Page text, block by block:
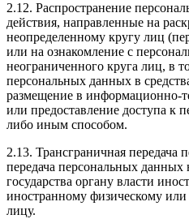
2.12. Распространение
действия, направленные на
неопределенному кругу лиц
или на ознакомление с
неограниченного круга лиц, в
персональных данных в
размещение в информационно-
или предоставление доступа к
либо иным способом.
2.13. Трансграничная
передача персональных
государства органу власти
иностранному физическому
лицу.